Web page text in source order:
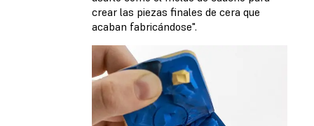
crear las piezas finales de cera que
acaban fabricándose".